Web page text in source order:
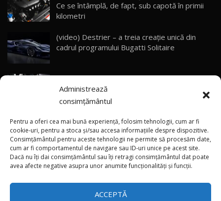
Administrează
consimțământul
Pentru a oferi cea mai bună experiență, folosim tehnologii, cum ar fi
cookie-uri, pentru a stoca și/sau accesa informațiile despre dispozitive.
Consimțământul pentru aceste tehnologii ne permite să procesăm date,
cum ar fi comportamentul de navigare sau ID-uri unice pe acest site.
Dacă nu îți dai consimțământul sau îți retragi consimțământul dat poate
avea afecte negative asupra unor anumite funcționalități și funcții.
ACCEPTĂ
29
ZEEKR 9X - PRIMUL TEST DRIVE ÎN ROMÂNĂ!
CUM SE CONDUCE?
33:40
30
Primele impresii despre BYD Seal U DM-i,
Sealion 7 și Seal 5 DM-i / Test Drive
AutoBlog.MD
13:56
Noul Volvo EX90 / Test Drive AutoBlog.MD
32:06
33
MG RX5 - își merită banii? / Test Drive
AutoBlog.MD
Noul DACIA DUSTER DIESEL! Primul test drive în
Ce se întâmplă, de fapt, sub capotă în primii
kilometri
(video) Destrier – a treia creație unică din
cadrul programului Bugatti Solitaire
(video) SRT prezintă tehnologia eBoost Air
care elimină decalajul turbo
ANRE: Detensionarea relativă a situației din
Golf influențează prețurile la carburanți în
Moldova
(foto/video) Imaginea zilei: Și în SUA polițiștii
uneori „stau în tufari”
×